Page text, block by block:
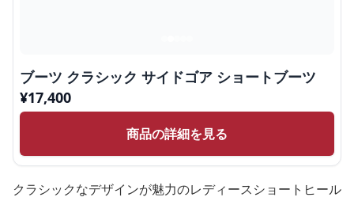
ブーツ クラシック サイドゴア ショートブーツ
¥17,400
商品の詳細を見る
クラシックなデザインが魅力のレディースショートヒール